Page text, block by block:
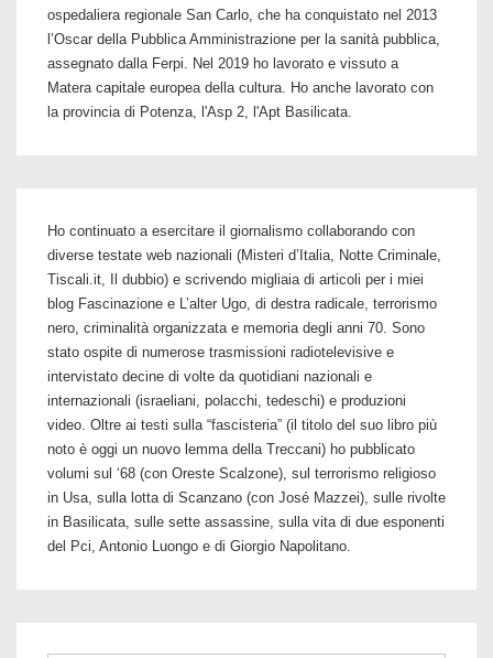
ospedaliera regionale San Carlo, che ha conquistato nel 2013
l’Oscar della Pubblica Amministrazione per la sanità pubblica,
assegnato dalla Ferpi. Nel 2019 ho lavorato e vissuto a
Matera capitale europea della cultura. Ho anche lavorato con
la provincia di Potenza, l'Asp 2, l'Apt Basilicata.
Ho continuato a esercitare il giornalismo collaborando con
diverse testate web nazionali (Misteri d’Italia, Notte Criminale,
Tiscali.it, Il dubbio) e scrivendo migliaia di articoli per i miei
blog Fascinazione e L’alter Ugo, di destra radicale, terrorismo
nero, criminalità organizzata e memoria degli anni 70. Sono
stato ospite di numerose trasmissioni radiotelevisive e
intervistato decine di volte da quotidiani nazionali e
internazionali (israeliani, polacchi, tedeschi) e produzioni
video. Oltre ai testi sulla “fascisteria” (il titolo del suo libro più
noto è oggi un nuovo lemma della Treccani) ho pubblicato
volumi sul ‘68 (con Oreste Scalzone), sul terrorismo religioso
in Usa, sulla lotta di Scanzano (con José Mazzei), sulle rivolte
in Basilicata, sulle sette assassine, sulla vita di due esponenti
del Pci, Antonio Luongo e di Giorgio Napolitano.